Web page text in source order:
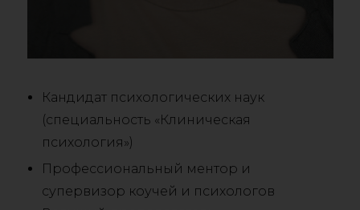
Кандидат психологических наук
(специальность «Клиническая
психология»)
Профессиональный ментор и
супервизор коучей и психологов